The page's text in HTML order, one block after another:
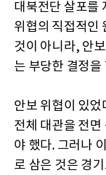
대북전단 살포를
위협의 직접적인
것이 아니라, 안
는 부당한 결정을
안보 위협이 있었
전체 대관을 전면
야 했다. 그러나
로 삼은 것은 경